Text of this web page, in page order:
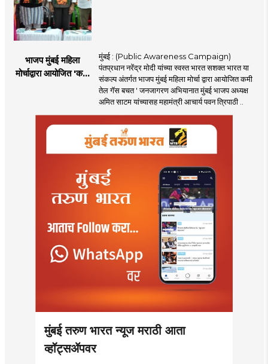
भाजप मुंबई महिला
मोर्चाद्वारा आयोजित 'कमी
मुंबई : (Public Awareness Campaign)
पंतप्रधान नरेंद्र मोदी यांच्या स्वस्त भारत सशक्त भारत या
संकल्प अंतर्गत भाजप मुंबई महिला मोर्चा द्वारा आयोजित कमी
तेल गॅस बचत ' जनजागरण अभियानात मुंबई भाजप अध्यक्ष
अमित साटम यांच्यासह महामंत्री आचार्य पवन त्रिपाठी ..
मुंबई तरुण भारत न्यूज मराठी आता
व्हॉट्सॲपवर